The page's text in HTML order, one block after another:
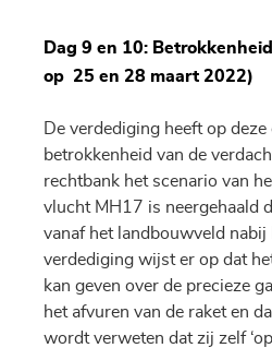
Dag 9 en 10:
op 25 en 28 maart 2022)
De verdediging heeft op
betrokkenheid van de
rechtbank het scenario van
vlucht MH17 is neergehaald
vanaf het landbouwveld
verdediging wijst er op dat
kan geven over de precieze
het afvuren van de raket en
wordt verweten dat zij zelf